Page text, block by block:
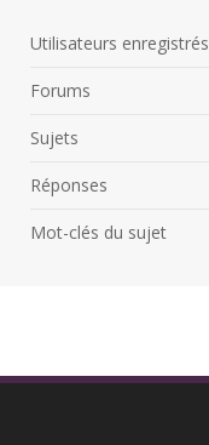
Utilisateurs enregistrés
Forums
Sujets
Réponses
Mot-clés du sujet